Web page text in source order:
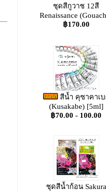
ชุดสีกูวาช 12สี
Renaissance
฿170.00
สีน้ำ คุซาคาเบ
(Kusakabe) [5ml]
฿70.00 - 100.00
ชุดสีน้ำก้อน Sakura